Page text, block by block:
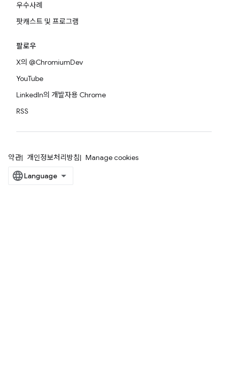
우수사례
팟캐스트 및 프로그램
팔로우
X의 @ChromiumDev
YouTube
LinkedIn의 개발자용 Chrome
RSS
약관 개인정보처리방침 Manage cookies